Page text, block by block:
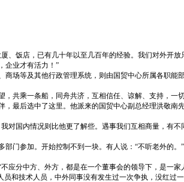
、饭店，已有几十年以至几百年的经验。我们对外开
企业才有活力！”
场等及其他行政管理系统，则由国贸中心所属各职能部
共乘一条船，同舟共济，互相信任、谅解、支持，一切
最后选中了这里。他派来的国贸中心副总经理洪敬南
对国内情况则比他更了解些。遇事我们互相商量，有
门参加。开始控制不到一块。有人说：“不听老外的。
应分中方、外方，都是在一个董事会的领导下，是一家
和技术人员，中外同事没有发生过一次争执，没红过